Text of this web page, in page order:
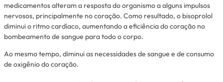
medicamentos alteram a resposta do organismo a alguns impulsos
nervosos, principalmente no coração. Como resultado, o bisoprolol
diminui o ritmo cardíaco, aumentando a eficiência do coração no
bombeamento de sangue para todo o corpo.
Ao mesmo tempo, diminui as necessidades de sangue e de consumo
de oxigênio do coração.